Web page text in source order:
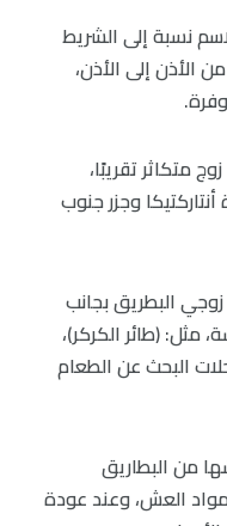
نسبة إلى الشريط
الأذن إلى الأذن،
يقدر عدد هذه البطاريق 8,000,000 زوج متكاثر تقريبًا،
وجزر جنوب
البطريق بجانب
مثل: (طائر الكركر)،
البحث عن الطعام
من البطاريق
العش، وعند عودة